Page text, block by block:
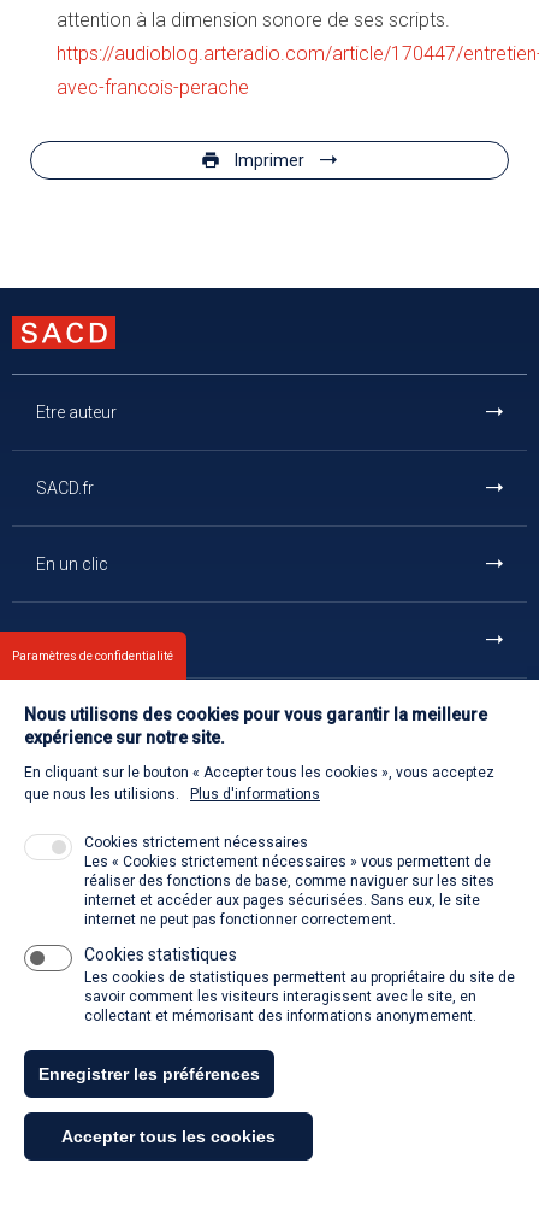
attention à la dimension sonore de ses scripts.
https://audioblog.arteradio.com/article/170447/
avec-francois-perache
Imprimer
Etre auteur
SACD.fr
En un clic
La SACD partout, quand vous voulez
Contact
Retour à l'accueil
Venir à la SACD
Tous droits réservés - SACD 2021
Mentions légales et conditions générales d'utilisation
Paramètres de confidentialité
Nous utilisons des cookies pour vous garantir la meilleure
expérience sur notre site.
En cliquant sur le bouton « Accepter tous les cookies », vous acceptez
que nous les utilisions.
Plus d'informations
Cookies strictement nécessaires
Les « Cookies strictement nécessaires » vous permettent de
réaliser des fonctions de base, comme naviguer sur les sites
internet et accéder aux pages sécurisées. Sans eux, le site
internet ne peut pas fonctionner correctement.
Cookies statistiques
Les cookies de statistiques permettent au propriétaire du site de
savoir comment les visiteurs interagissent avec le site, en
collectant et mémorisant des informations anonymement.
Enregistrer les préférences
Accepter tous les cookies